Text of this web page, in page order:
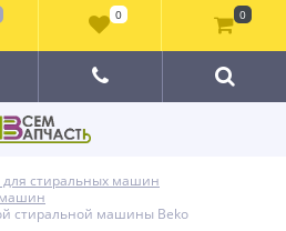
для стиральных машин
машин
стиральной машины Beko
0 0